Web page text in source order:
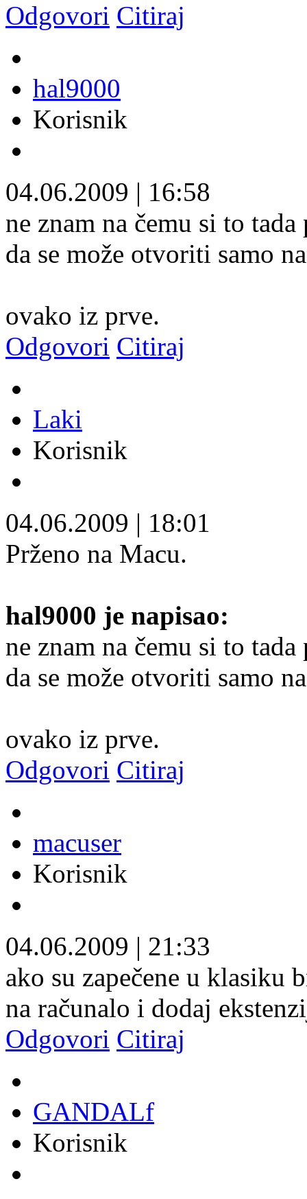
Odgovori Citiraj
hal9000
Korisnik
04.06.2009 | 16:58
ne znam na čemu si to
da se može otvoriti samo
ovako iz prve.
Odgovori Citiraj
Laki
Korisnik
04.06.2009 | 18:01
Prženo na Macu.
hal9000 je napisao:
ne znam na čemu si to
da se može otvoriti samo
ovako iz prve.
Odgovori Citiraj
macuser
Korisnik
04.06.2009 | 21:33
ako su zapečene u klasiku
na računalo i dodaj
Odgovori Citiraj
GANDALf
Korisnik